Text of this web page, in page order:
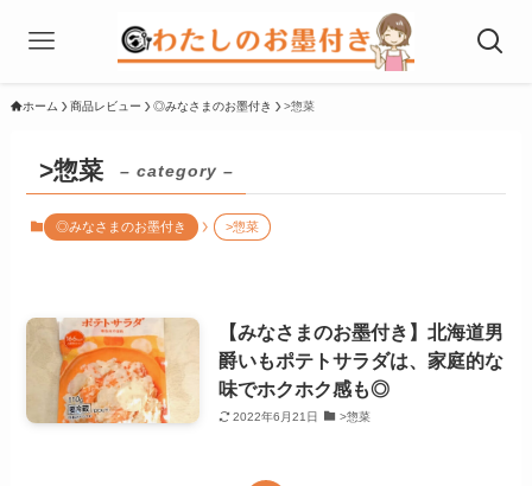
ホーム 商品レビュー ◎みなさまのお墨付き >惣菜
>惣菜 – category –
◎みなさまのお墨付き >惣菜
【みなさまのお墨付き】北海道男
爵いもポテトサラダは、家庭的な
味でホクホク感も◎
2022年6月21日 >惣菜